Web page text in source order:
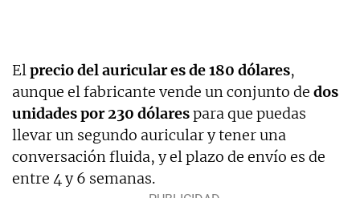
Elprecio del auricular es de 180 dólares,
aunque el fabricante vende un conjunto de dos
unidades por 230 dólarespara que puedas
llevar un segundo auricular y tener una
conversación fluida, y el plazo de envío es de
entre 4 y 6 semanas.